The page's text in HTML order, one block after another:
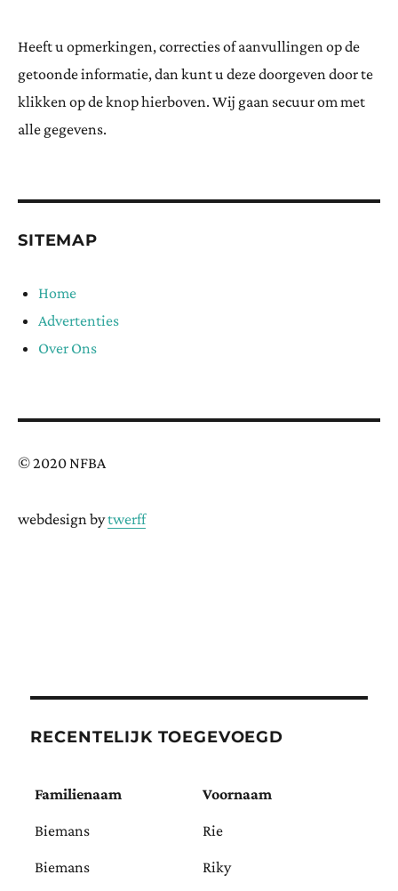
Heeft u opmerkingen, correcties of aanvullingen op de
getoonde informatie, dan kunt u deze doorgeven door te
klikken op de knop hierboven. Wij gaan secuur om met
alle gegevens.
SITEMAP
Home
Advertenties
Over Ons
© 2020 NFBA
webdesign bytwerff
RECENTELIJK TOEGEVOEGD
Familienaam Voornaam
Biemans Rie
Biemans Riky